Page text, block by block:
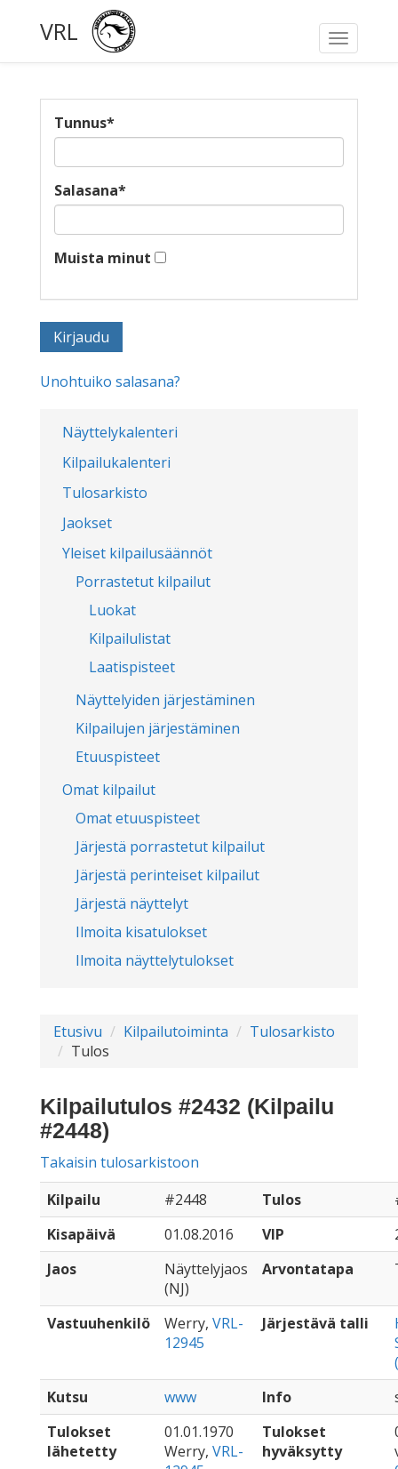
Toggle
VRL
Näyttelykalenteri
Kilpailukalenteri
Tulosarkisto
Jaokset
Yleiset kilpailusäännöt
Porrastetut kilpailut
Luokat
Kilpailulistat
Laatispisteet
Näyttelyiden järjestäminen
Kilpailujen järjestäminen
Etuuspisteet
Omat kilpailut
Omat etuuspisteet
Järjestä porrastetut kilpailut
Järjestä perinteiset kilpailut
Järjestä näyttelyt
Ilmoita kisatulokset
Ilmoita näyttelytulokset
Tunnus*
Salasana*
Muista minut
Unohtuiko salasana?
Etusivu Kilpailutoiminta
Tulosarkisto
Tulos
Kilpailutulos #2432 (Kilpailu
#2448)
Takaisin tulosarkistoon
Kilpailu
#2448 Tulos
Kisapäivä
01.08.2016 VIP
Jaos
Näyttelyjaos
(NJ)
Arvontatapa
Vastuuhenkilö Werry, VRL-
12945
Järjestävä talli
Kutsu
www Info
Tulokset
lähetetty
01.01.1970
Werry, VRL-
Tulokset
hyväksytty